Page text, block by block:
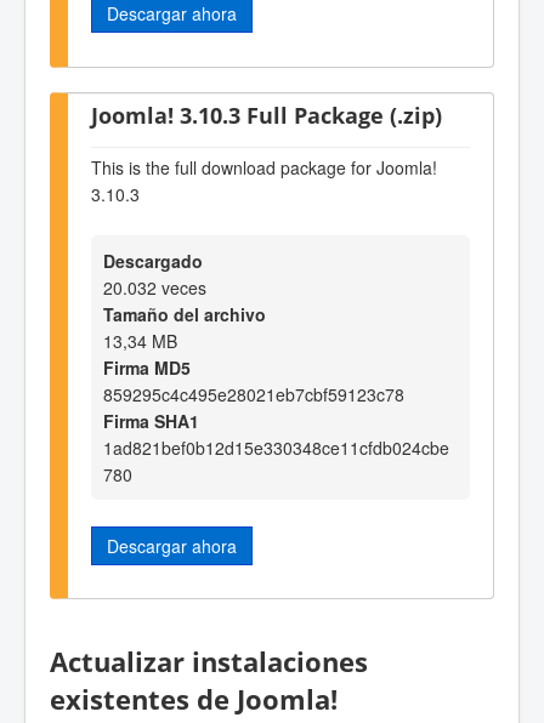
Descargar ahora
Joomla! 3.10.3 Full Package (.zip)
This is the full download package for Joomla!
3.10.3
Descargado
20.032 veces
Tamaño del archivo
13,34 MB
Firma MD5
859295c4c495e28021eb7cbf59123c78
Firma SHA1
1ad821bef0b12d15e330348ce11cfdb024cbe
780
Descargar ahora
Actualizar instalaciones
existentes de Joomla!